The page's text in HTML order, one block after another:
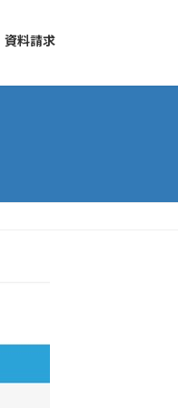
資料請求